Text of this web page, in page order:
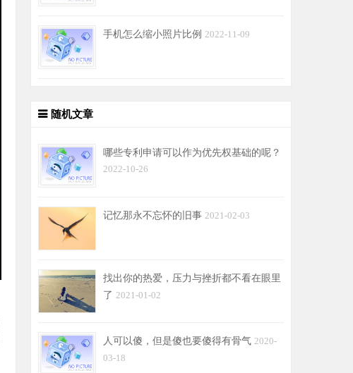
手机怎么缩小照片比例 2022-11-09
随机文章
哪些专利申请可以作为优先权基础的呢？
2022-10-26
记忆那永不忘怀的旧事 2021-02-03
找出你的热爱，压力与挫折都不看在眼里
了 2021-01-02
人可以傻，但是傻也要傻得有骨气 2020-
03-18